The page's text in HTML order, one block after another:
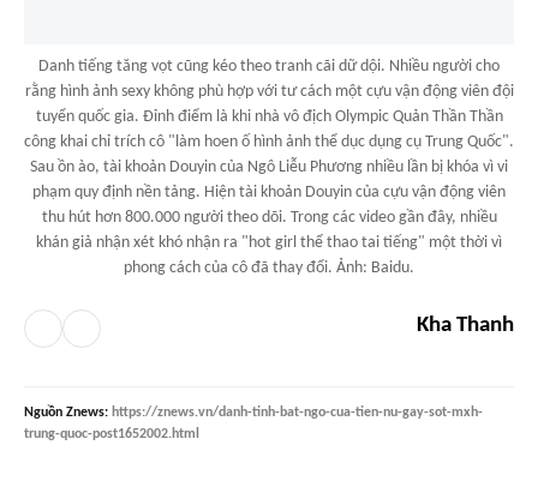
Danh tiếng tăng vọt cũng kéo theo tranh cãi dữ dội. Nhiều người cho
rằng hình ảnh sexy không phù hợp với tư cách một cựu vận động viên đội
tuyển quốc gia. Đỉnh điểm là khi nhà vô địch Olympic Quản Thần Thần
công khai chỉ trích cô "làm hoen ố hình ảnh thể dục dụng cụ Trung Quốc".
Sau ồn ào, tài khoản Douyin của Ngô Liễu Phương nhiều lần bị khóa vì vi
phạm quy định nền tảng. Hiện tài khoản Douyin của cựu vận động viên
thu hút hơn 800.000 người theo dõi. Trong các video gần đây, nhiều
khán giả nhận xét khó nhận ra "hot girl thể thao tai tiếng" một thời vì
phong cách của cô đã thay đổi. Ảnh: Baidu.
Kha Thanh
Nguồn Znews: https://znews.vn/danh-tinh-bat-ngo-cua-tien-nu-gay-sot-mxh-
trung-quoc-post1652002.html